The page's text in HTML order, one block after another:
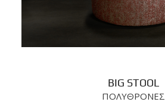
BIG STOOL
ΠΟΛΥΘΡΟΝΕΣ